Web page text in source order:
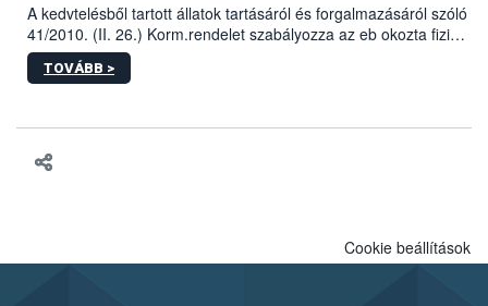
A kedvtelésből tartott állatok tartásáról és forgalmazásáról szóló
41/2010. (II. 26.) Korm.rendelet szabályozza az eb okozta fizikai
sérülés, illetve ennek veszélye keletkezésekor felmerülő
hatósági feladatokat, valamint a veszélyes eb tartását és annak
TOVÁBB >
Cookie beállítások